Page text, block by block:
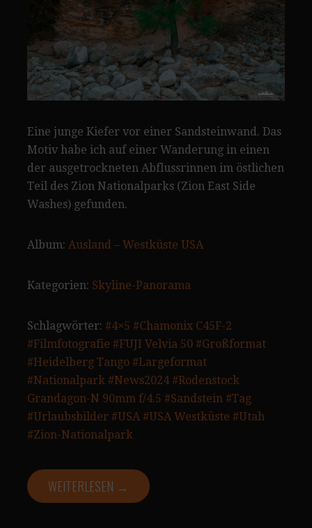
Eine junge Kiefer vor einer Sandsteinwand. Das
Motiv habe ich auf einer Wanderung in einen
der ausgetrockneten Abflussrinnen im östlichen
Teil des Zion Nationalparks (Zion East Side
Washes) gefunden.
Album: Ausland – Westküste USA
Kategorien: Skyline-Panorama
Schlagwörter: #4×5 #Chamonix C45F-2
#Filmfotografie #FUJI Velvia 50 #Großformat
#Heidelberg Tango #Largeformat
#Nationalpark #News2024 #Rodenstock
Grandagon-N 90mm f/4.5 #Sandstein #Tag
#Urlaubsbilder #USA #USA Westküste #Utah
#Zion-Nationalpark
WEITERLESEN →